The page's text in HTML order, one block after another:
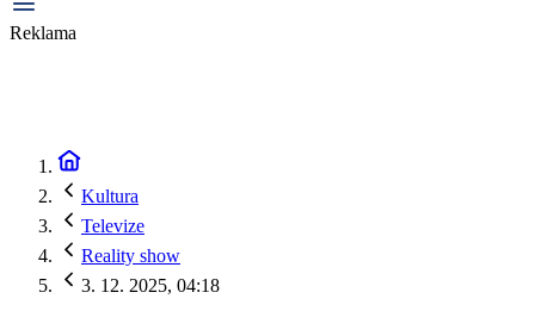
Reklama
Kultura
Televize
Reality show
3. 12. 2025, 04:18